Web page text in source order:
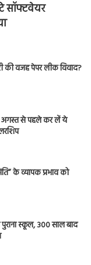
सॉफ्टवेयर
की वजह पेपर लीक विवाद?
अगस्त से पहले कर लें ये
के व्यापक प्रभाव को
स्कूल, 300 साल बाद